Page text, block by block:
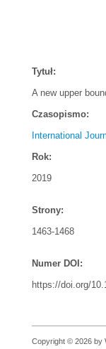
Tytuł:
A new upper
Czasopismo:
International
Rok:
2019
Strony:
1463-1468
Numer DOI:
https://doi.org/
Copyright © 2026 by